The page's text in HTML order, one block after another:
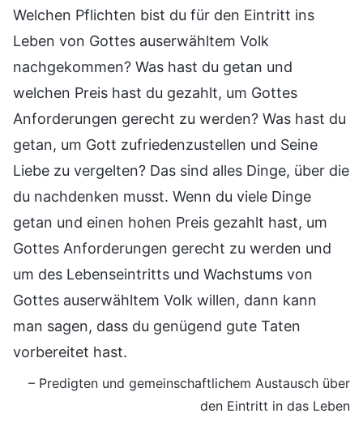
Welchen Pflichten bist du für den Eintritt ins
Leben von Gottes auserwähltem Volk
nachgekommen? Was hast du getan und
welchen Preis hast du gezahlt, um Gottes
Anforderungen gerecht zu werden? Was hast du
getan, um Gott zufriedenzustellen und Seine
Liebe zu vergelten? Das sind alles Dinge, über die
du nachdenken musst. Wenn du viele Dinge
getan und einen hohen Preis gezahlt hast, um
Gottes Anforderungen gerecht zu werden und
um des Lebenseintritts und Wachstums von
Gottes auserwähltem Volk willen, dann kann
man sagen, dass du genügend gute Taten
vorbereitet hast.
– Predigten und gemeinschaftlichem Austausch über
den Eintritt in das Leben